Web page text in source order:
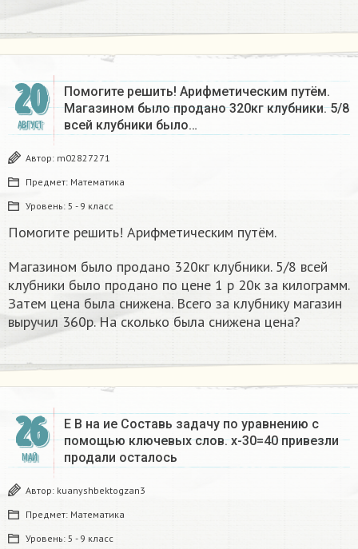
20
АВГУСТ
Помогите решить! Арифметическим путём.
Магазином было продано 320кг клубники. 5/8
всей клубники было…
Автор: m02827271
Предмет: Математика
Уровень: 5 - 9 класс
Помогите решить! Арифметическим путём.
Магазином было продано 320кг клубники. 5/8 всей
клубники было продано по цене 1 р 20к за килограмм.
Затем цена была снижена. Всего за клубнику магазин
выручил 360р. На сколько была снижена цена?
26
МАЙ
E В на ие Составь задачу по уравнению с
помощью ключевых слов. x-30=40 привезли
продали осталось​
Автор: kuanyshbektogzan3
Предмет: Математика
Уровень: 5 - 9 класс